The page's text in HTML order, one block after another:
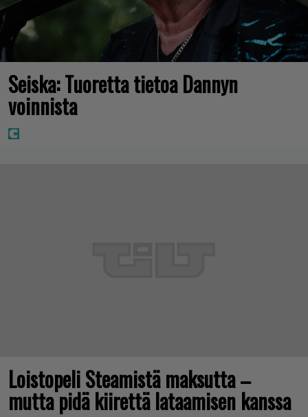
Seiska: Tuoretta tietoa Dannyn
voinnista
Loistopeli Steamistä maksutta –
mutta pidä kiirettä lataamisen kanssa